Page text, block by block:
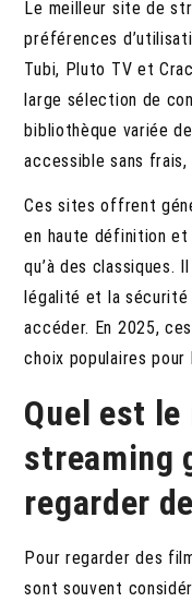
Le meilleur site de
préférences
Tubi, Pluto TV et
large sélection de
bibliothèque variée
accessible sans frais,
Ces sites offrent
en haute définition
qu’à des classiques.
légalité et la sécurité
accéder. En 2025,
choix populaires
Quel est
streaming
regarder
Pour regarder des
sont souvent